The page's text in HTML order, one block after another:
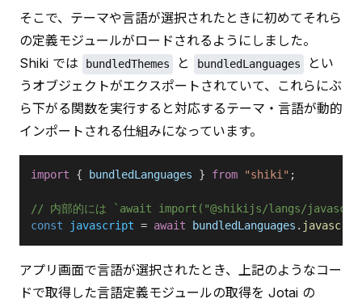
そこで、テーマや言語が選択されたときに初めてそれら
の定義モジュールがロードされるようにしました。
Shiki では
bundledThemes と bundledLanguages
とい
うオブジェクトがエクスポートされていて、これらにぶ
ら下がる関数を実行すると対応するテーマ・言語が動的
インポートされる仕組みになっています。
import { bundledLanguages } from "shiki" ;
// 内部的には `await import("@shikijs/langs/
const javascript = await bundledLanguages .
アプリ画面で言語が選択されたとき、上記のようなコー
ドで取得した言語定義モジュールの取得を Jotai の